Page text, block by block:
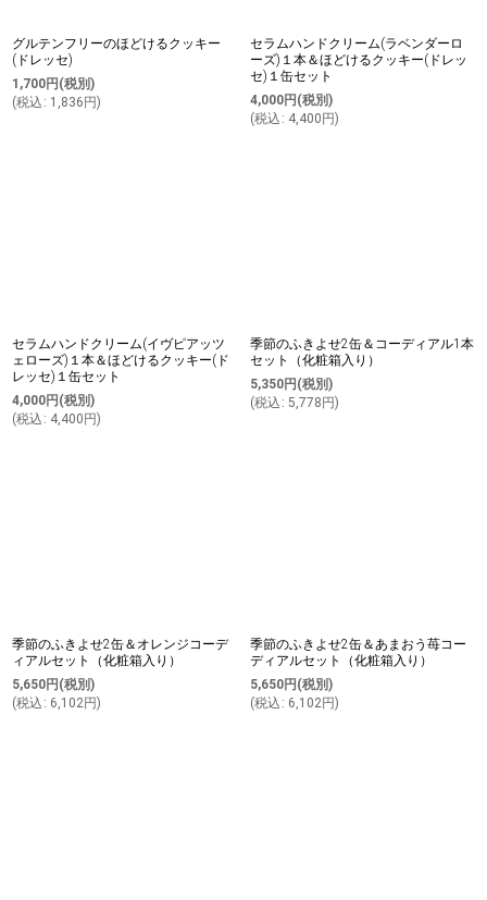
グルテンフリーのほどけるクッキー
(ドレッセ)
1,700円 (税別)
(税込 : 1,836 円)
セラムハンドクリーム(ラベンダーロ
ーズ)１本＆ほどけるクッキー(ドレッ
セ)１缶セット
4,000円 (税別)
(税込 : 4,400 円)
セラムハンドクリーム(イヴピアッツ
ェローズ)１本＆ほどけるクッキー(ド
レッセ)１缶セット
4,000円 (税別)
(税込 : 4,400 円)
季節のふきよせ2缶＆コーディアル1本
セット（化粧箱入り）
5,350円 (税別)
(税込 : 5,778 円)
季節のふきよせ2缶＆オレンジコーデ
ィアルセット（化粧箱入り）
5,650円 (税別)
(税込 : 6,102円)
季節のふきよせ2缶＆あまおう苺コー
ディアルセット（化粧箱入り）
5,650円 (税別)
(税込 : 6,102円)